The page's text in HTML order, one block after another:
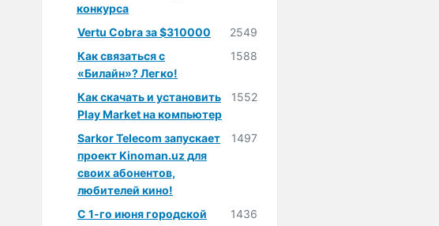
конкурса
Vertu Cobra за $310000
2549
Как связаться с
«Билайн»? Легко!
1588
Как скачать и установить
Play Market на компьютер
1552
Sarkor Telecom запускает
проект Kinoman.uz для
своих абонентов,
любителей кино!
1497
С 1-го июня городской
1436